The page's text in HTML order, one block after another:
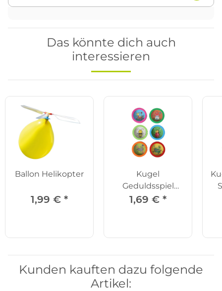
Das könnte dich auch
interessieren
Ballon Helikopter
1,99 € *
Kugel
Geduldsspiel
rund
1,69 € *
Kunden kauften dazu folgende
Artikel: